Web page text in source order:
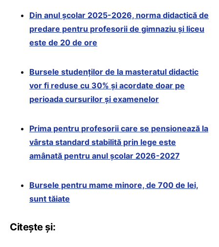
Din anul școlar 2025-2026, norma didactică de
predare pentru profesorii de gimnaziu și liceu
este de 20 de ore
Bursele studenților de la masteratul didactic
vor fi reduse cu 30% și acordate doar pe
perioada cursurilor și examenelor
Prima pentru profesorii care se pensionează la
vârsta standard stabilită prin lege este
amânată pentru anul școlar 2026-2027
Bursele pentru mame minore, de 700 de lei,
sunt tăiate
Citește și: